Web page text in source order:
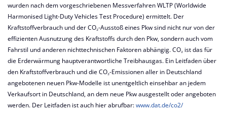
wurden nach dem vorgeschriebenen Messverfahren WLTP (Worldwide
Harmonised Light-Duty Vehicles Test Procedure) ermittelt. Der
Kraftstoffverbrauch und der CO₂-Ausstoß eines Pkw sind nicht nur von der
effizienten Ausnutzung des Kraftstoffs durch den Pkw, sondern auch vom
Fahrstil und anderen nichttechnischen Faktoren abhängig. CO₂ ist das für
die Erderwärmung hauptverantwortliche Treibhausgas. Ein Leitfaden über
den Kraftstoffverbrauch und die CO₂-Emissionen aller in Deutschland
angebotenen neuen Pkw-Modelle ist unentgeltlich einsehbar an jedem
Verkaufsort in Deutschland, an dem neue Pkw ausgestellt oder angeboten
werden. Der Leitfaden ist auch hier abrufbar:www.dat.de/co2/